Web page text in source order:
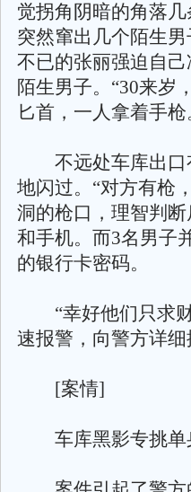
觉拐角阴暗的角落
突然窜出几个陌生
不已的张丽强迫自
陌生男子。“30来岁
匕首，一人拿着手枪
不远处车库出口
地闪过。“对方有枪
洞的枪口，理智判
和手机。而3名男子
的银行卡密码。
“幸好他们只求财
速报警，向警方详
[案情]
车库黑影专挑单